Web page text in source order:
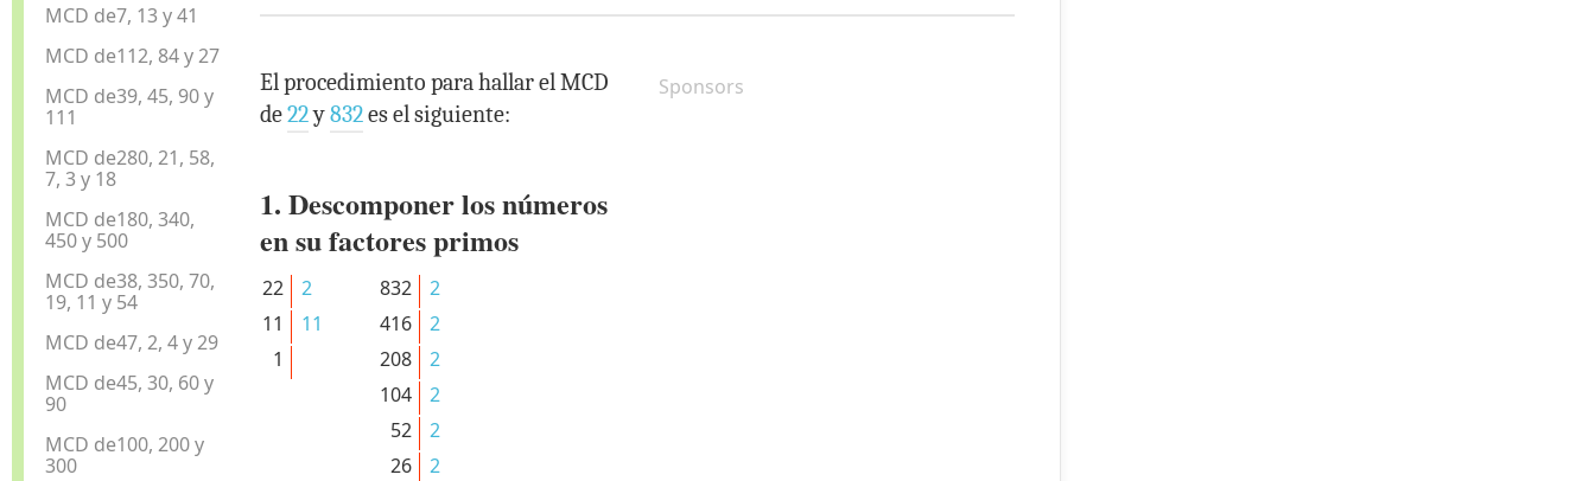
MCD de7, 13 y 41
MCD de112, 84 y 27
MCD de39, 45, 90 y
111
MCD de280, 21, 58,
7, 3 y 18
MCD de180, 340,
450 y 500
MCD de38, 350, 70,
19, 11 y 54
MCD de47, 2, 4 y 29
MCD de45, 30, 60 y
90
MCD de100, 200 y
300
Sponsors
El procedimiento para hallar el MCD
de22y832es el siguiente:
1. Descomponer los números
en su factores primos
22
2
11
11
1
832
2
416
2
208
2
104
2
52
2
26
2